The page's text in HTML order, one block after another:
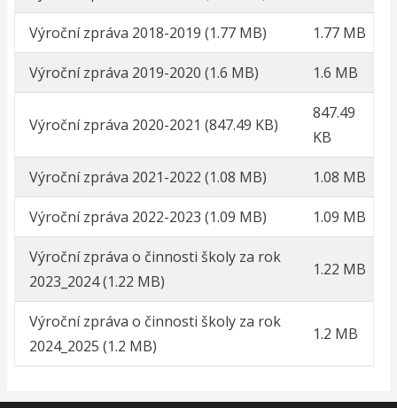
Výroční zpráva 2018-2019 (1.77 MB) 1.77 MB
Výroční zpráva 2019-2020 (1.6 MB) 1.6 MB
Výroční zpráva 2020-2021 (847.49 KB)
847.49
KB
Výroční zpráva 2021-2022 (1.08 MB) 1.08 MB
Výroční zpráva 2022-2023 (1.09 MB) 1.09 MB
Výroční zpráva o činnosti školy za rok
2023_2024(1.22 MB)
1.22 MB
Výroční zpráva o činnosti školy za rok
2024_2025 (1.2 MB)
1.2 MB